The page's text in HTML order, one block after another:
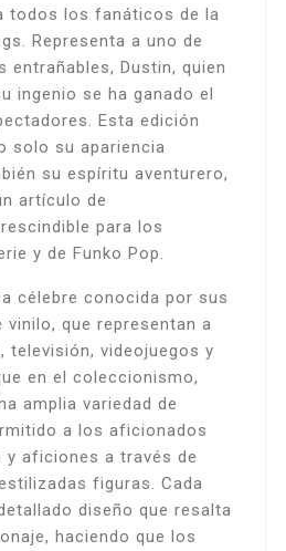
todos los fanáticos de la
Representa a uno de
entrañables, Dustin, quien
ingenio se ha ganado el
Esta edición
solo su apariencia
su espíritu aventurero,
artículo de
para los
y de Funko Pop.
célebre conocida por sus
que representan a
televisión, videojuegos y
en el coleccionismo,
amplia variedad de
a los aficionados
y aficiones a través de
figuras. Cada
diseño que resalta
haciendo que los